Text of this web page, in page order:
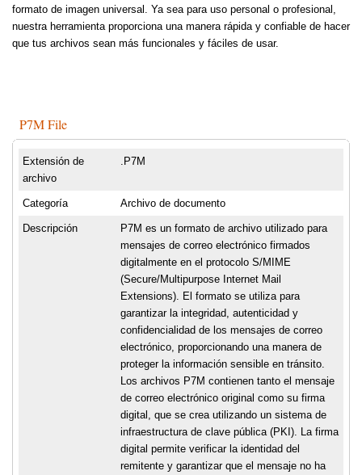
formato de imagen universal. Ya sea para uso personal o profesional,
nuestra herramienta proporciona una manera rápida y confiable de hacer
que tus archivos sean más funcionales y fáciles de usar.
P7M File
Extensión de
archivo
.P7M
Categoría Archivo de documento
Descripción
P7M es un formato de archivo utilizado para
mensajes de correo electrónico firmados
digitalmente en el protocolo S/MIME
(Secure/Multipurpose Internet Mail
Extensions). El formato se utiliza para
garantizar la integridad, autenticidad y
confidencialidad de los mensajes de correo
electrónico, proporcionando una manera de
proteger la información sensible en tránsito.
Los archivos P7M contienen tanto el mensaje
de correo electrónico original como su firma
digital, que se crea utilizando un sistema de
infraestructura de clave pública (PKI). La firma
digital permite verificar la identidad del
remitente y garantizar que el mensaje no ha